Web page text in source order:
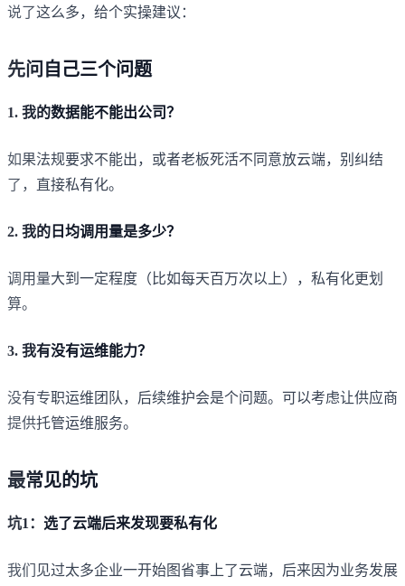
说了这么多，给个实操建议：
先问自己三个问题
1. 我的数据能不能出公司？
如果法规要求不能出，或者老板死活不同意放云端，别纠结
了，直接私有化。
2. 我的日均调用量是多少？
调用量大到一定程度（比如每天百万次以上），私有化更划
算。
3. 我有没有运维能力？
没有专职运维团队，后续维护会是个问题。可以考虑让供应商
提供托管运维服务。
最常见的坑
坑1：选了云端后来发现要私有化
我们见过太多企业一开始图省事上了云端，后来因为业务发展